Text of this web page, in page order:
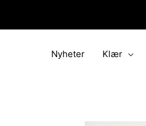
Nyheter Klær